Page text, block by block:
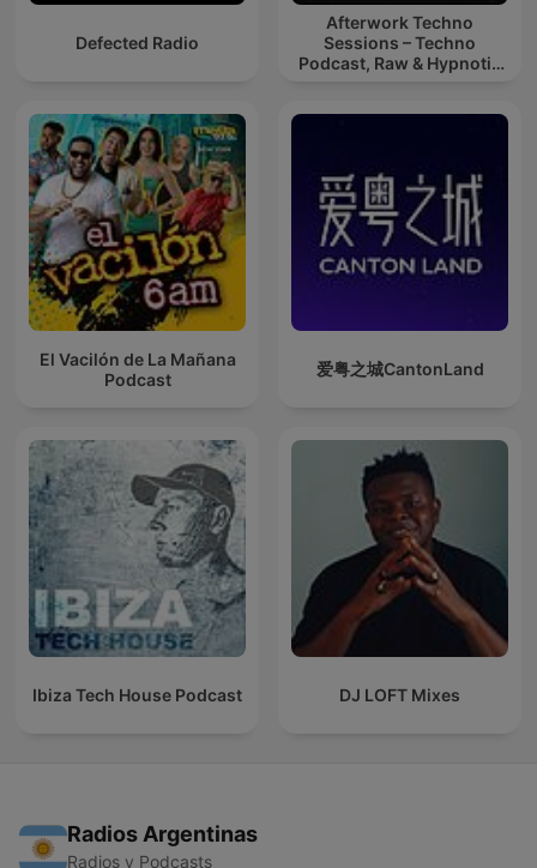
Defected Radio
Afterwork Techno
Sessions – Techno
Podcast, Raw & Hypnotic
El Vacilón de La Mañana
Podcast
爱粤之城CantonLand
Ibiza Tech House Podcast DJ LOFT Mixes
Radios Argentinas
Radios y Podcasts